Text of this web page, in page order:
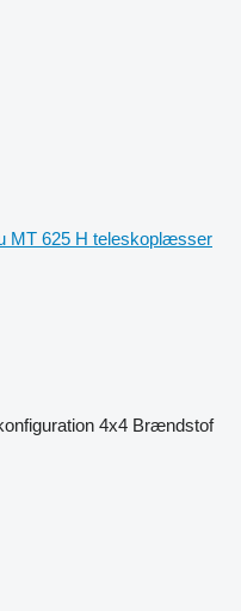
MT 625 H teleskoplæsser
4x4 Brændstof